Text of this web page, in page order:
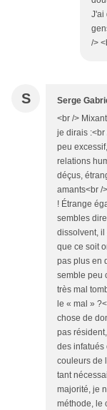
J'ai
/>
S Serge
<br />
je dirais :<br
peu
relations
déçus,
amants<br /
! Étrange
sembles
dissolvent,
que ce soit
pas plus en
semble peu
très mal
le « mal »
chose de
pas
des infatués
couleurs de
tant
majorité, je
méthode, le